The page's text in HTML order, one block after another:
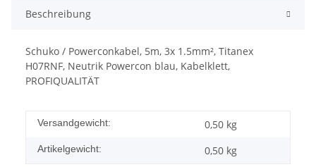
Beschreibung
Schuko / Powerconkabel, 5m, 3x 1.5mm², Titanex
H07RNF, Neutrik Powercon blau, Kabelklett,
PROFIQUALITÄT
Versandgewicht: 0,50 kg
Artikelgewicht: 0,50 kg